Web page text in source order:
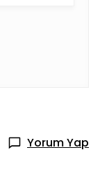
Yorum Yap